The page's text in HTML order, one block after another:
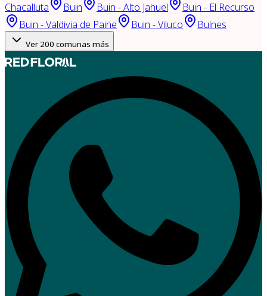
Chacalluta
Buin Buin - Alto Jahuel
Buin - El Recurso
Buin - Valdivia de Paine
Buin - Viluco Bulnes
Ver 200 comunas más